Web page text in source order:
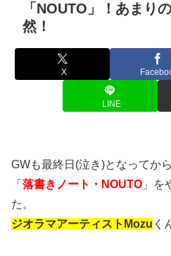
「NOUTO」！あまり
然！
X
LINE
GWも最終日(泣き)となってか
「 落書きノート・NOUTO 」を
た。
ジオラマアーティストMozu く